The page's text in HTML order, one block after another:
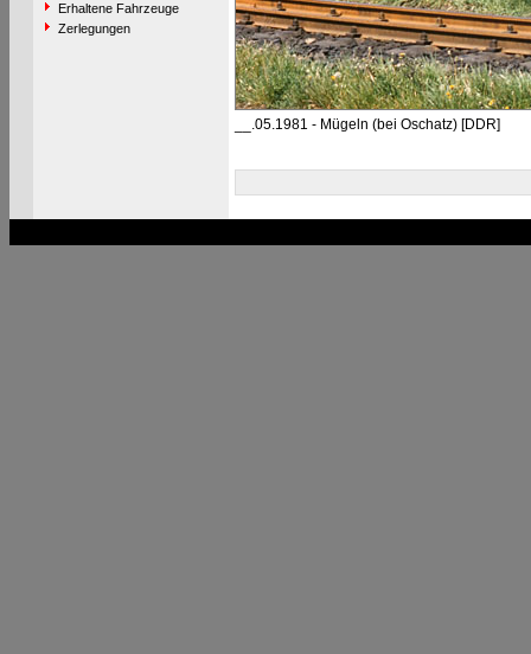
Erhaltene Fahrzeuge
Zerlegungen
__.05.1981 - Mügeln (bei Oschatz) [DDR]